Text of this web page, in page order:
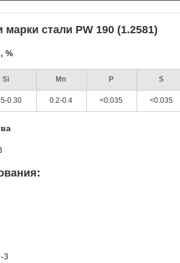
марки стали PW 190 (1.2581)
%
Si Mn P S
0.30 0.2-0.4 <0.035 <0.035
3